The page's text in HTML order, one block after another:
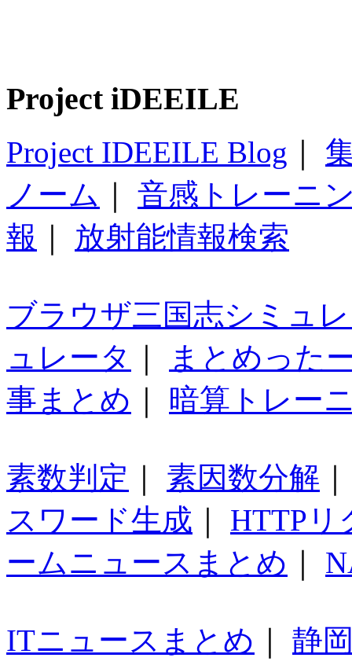
Project iDEEILE
Project IDEEILE Blog
ノーム
音感トレーニ
報
放射能情報検索
ブラウザ三国志シミュ
ュレータ
まとめった
事まとめ
暗算トレー
素数判定 素因数分解
スワード生成
HTTPリ
ームニュースまとめ
ITニュースまとめ
静